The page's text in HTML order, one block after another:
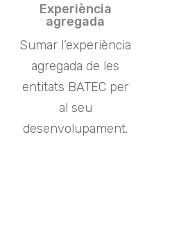
Experiència
agregada
Sumar l’experiència
agregada de les
entitats BATEC per
al seu
desenvolupament.